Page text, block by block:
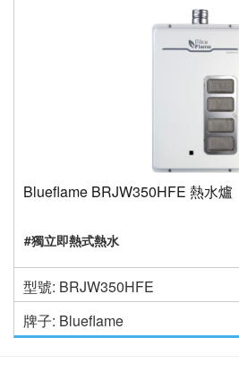
Blueflame BRJW350HFE 熱水爐
#獨立即熱式熱水
型號: BRJW350HFE
牌子: Blueflame